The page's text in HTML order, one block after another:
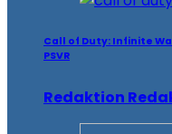
Call of Duty: Infinite
PSVR
Redaktion